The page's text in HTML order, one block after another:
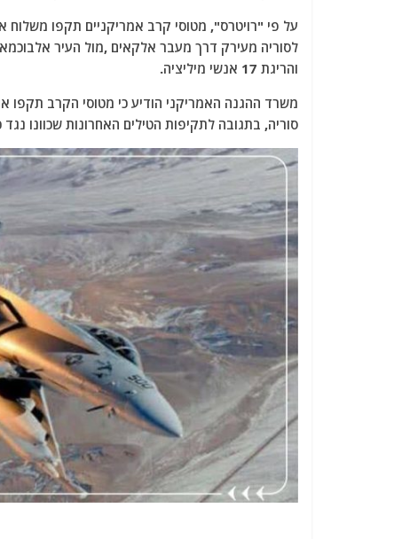
על פי "רויטרס", מטוסי קרב אמריקניים תקפו משלוח
לסוריה מעירק דרך מעבר אלקאים ,מול העיר
והריגת 17 אנשי מיליציה.
משרד ההגנה האמריקני הודיע ​​כי מטוסי הקרב תקפו
סוריה, בתגובה לתקיפות הטילים האחרונות שכוונו